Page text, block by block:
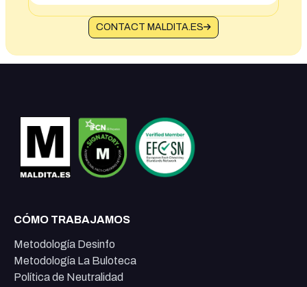
CONTACT MALDITA.ES
CÓMO TRABAJAMOS
Metodología Desinfo
Metodología La Buloteca
Política de Neutralidad